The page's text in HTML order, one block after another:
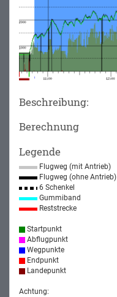
Beschreibung:
Berechnung
Legende
Flugweg (mit Antrieb)
Flugweg (ohne Antrieb)
6 Schenkel
Gummiband
Reststrecke
Startpunkt
Abflugpunkt
Wegpunkte
Endpunkt
Landepunkt
Achtung: